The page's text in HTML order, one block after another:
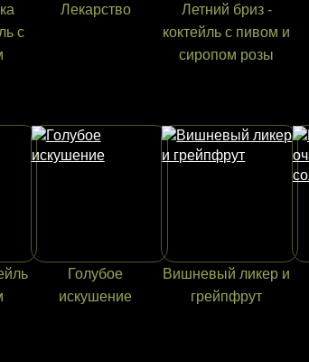
с
Лекарство
Летний бриз -
коктейль с пивом и
сиропом розы
Голубое
искушение
Вишневый ликер и
грейпфрут